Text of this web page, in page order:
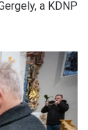
a KDNP